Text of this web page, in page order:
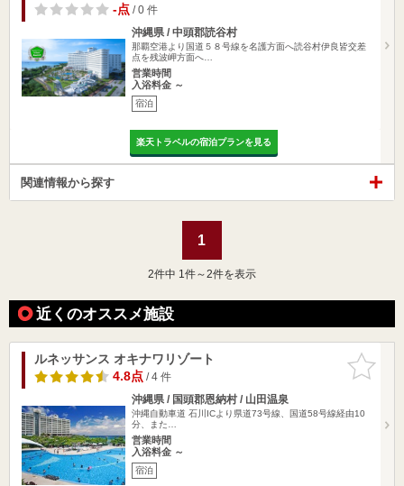
-点/ 0 件
沖縄県 / 中頭郡読谷村
那覇空港より国道５８号線を名護方面へ読谷村伊良皆交差
点を残波岬方面へ…
営業時間
入浴料金 ～
宿泊
楽天トラベルの宿泊プランを見る
関連情報から探す
1
2件中 1件～2件を表示
近くのオススメ施設
お気に入
りに追加
ルネッサンス オキナワリゾート
4.8点/ 4 件
沖縄県 / 国頭郡恩納村 / 山田温泉
沖縄自動車道 石川ICより県道73号線、国道58号線経由10
分、また…
営業時間
入浴料金 ～
宿泊